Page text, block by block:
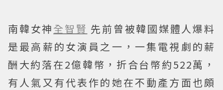
南韓女神全智賢 先前曾被韓國媒體人爆料
是最高薪的女演員之一，一集電視劇的薪
酬大約落在2億韓幣，折合台幣約522萬，
有人氣又有代表作的她在不動產方面也頗